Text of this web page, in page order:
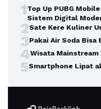
1Top Up PUBG
Sistem Digital
2Sate Kere Kuliner
3Pakai Air Soda Bisa
4Wisata Mainstream
5Smartphone Lipat